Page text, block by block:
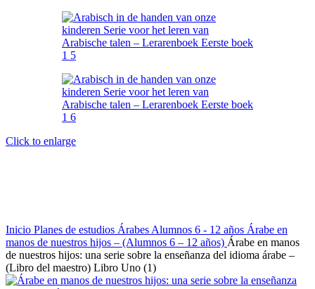
Click to enlarge
Inicio Planes de estudios Árabes Alumnos 6 - 12 años Árabe en
manos de nuestros hijos – (Alumnos 6 – 12 años) Árabe en manos
de nuestros hijos: una serie sobre la enseñanza del idioma árabe –
(Libro del maestro) Libro Uno (1)